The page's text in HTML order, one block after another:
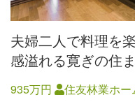
夫婦二人で料理を
感溢れる寛ぎの住
935万円 住友林業ホー